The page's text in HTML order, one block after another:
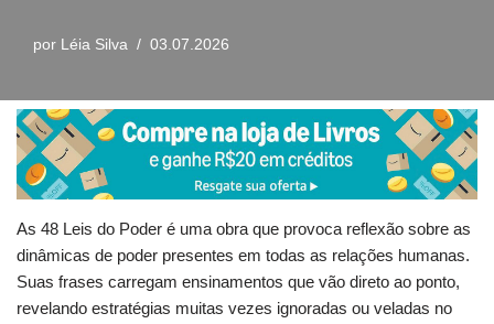
por Léia Silva 03.07.2026
As 48 Leis do Poder é uma obra que provoca reflexão sobre as
dinâmicas de poder presentes em todas as relações humanas.
Suas frases carregam ensinamentos que vão direto ao ponto,
revelando estratégias muitas vezes ignoradas ou veladas no